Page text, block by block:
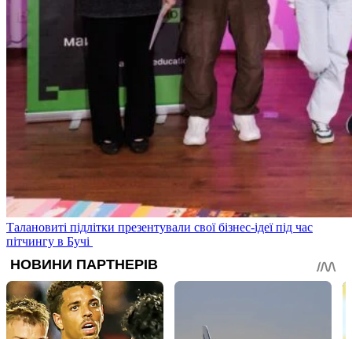
Талановиті підлітки презентували свої бізнес-ідеї під час
пітчингу в Бучі